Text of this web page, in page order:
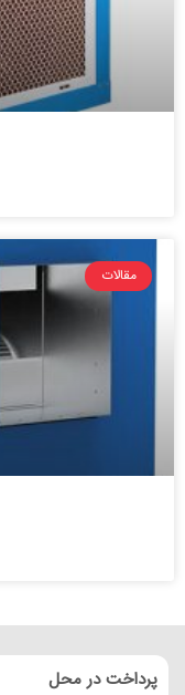
مقالات
پرداخت در محل